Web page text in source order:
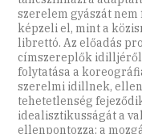
szerelem gyászát
képzeli el, mint a
librettó. Az előadás
címszereplők
folytatása a
szerelmi idillnek,
tehetetlenség
idealisztikusságát a
ellenpontozza: a